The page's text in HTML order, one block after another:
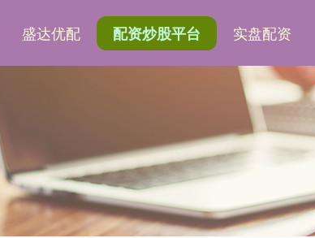
盛达优配 配资炒股平台 实盘配资